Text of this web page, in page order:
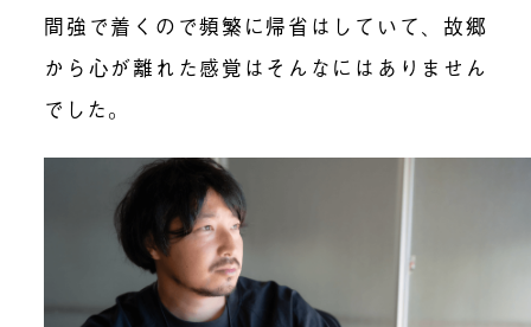
間強で着くので頻繁に帰省はしていて、故郷
から心が離れた感覚はそんなにはありません
でした。